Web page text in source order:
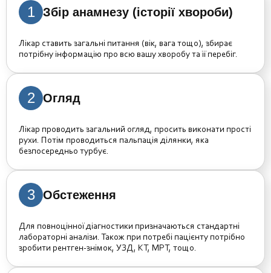
1 Збір анамнезу (історії хвороби)
Лікар ставить загальні питання (вік, вага тощо), збирає
потрібну інформацію про всю вашу хворобу та її перебіг.
2 Огляд
Лікар проводить загальний огляд, просить виконати прості
рухи. Потім проводиться пальпація ділянки, яка
безпосередньо турбує.
3 Обстеження
Для повноцінної діагностики призначаються стандартні
лабораторні аналізи. Також при потребі пацієнту потрібно
зробити рентген-знімок, УЗД, КТ, МРТ, тощо.